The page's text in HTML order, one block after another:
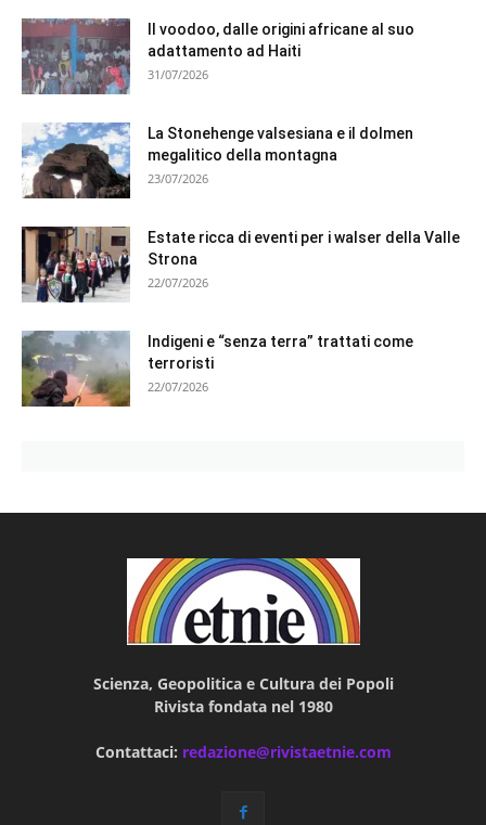
Il voodoo, dalle origini africane al suo
adattamento ad Haiti
31/07/2026
La Stonehenge valsesiana e il dolmen
megalitico della montagna
23/07/2026
Estate ricca di eventi per i walser della Valle
Strona
22/07/2026
Indigeni e “senza terra” trattati come
terroristi
22/07/2026
Scienza, Geopolitica e Cultura dei Popoli
Rivista fondata nel 1980
Contattaci: redazione@rivistaetnie.com